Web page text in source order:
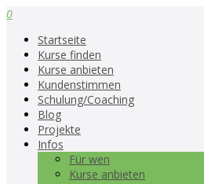
0
Startseite
Kurse finden
Kurse anbieten
Kundenstimmen
Schulung/Coaching
Blog
Projekte
Infos
Für wen
Kurse anbieten